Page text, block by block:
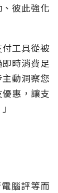
彼此強化
工具從被
時消費足
動洞察您
惠，讓支
腦評等而